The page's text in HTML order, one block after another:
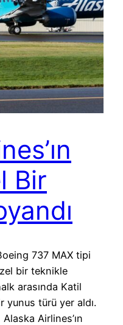
Bir
737 MAX tipi
bir teknikle
arasında Katil
yunus türü yer aldı.
Airlines’ın